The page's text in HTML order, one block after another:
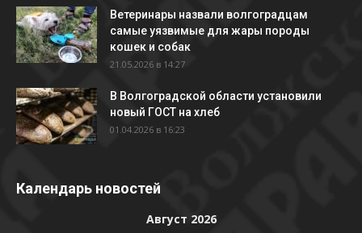
Ветеринары назвали волгоградцам
самые уязвимые для жары породы
кошек и собак
21.05.2026 в 14:27
В Волгоградской области установили
новый ГОСТ на хлеб
01.04.2026 в 16:23
Календарь новостей
Август 2026